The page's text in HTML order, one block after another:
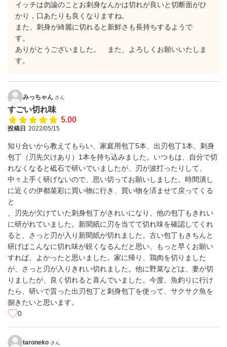
イッチは勿論のことお刺身なんかは切れが良いと切断面がひ
かり，口あたりも良くなりますね。
また、刺身が綺麗に切れると新鮮さも長持ちするようで
す。
ありがとうございました。 また、よろしくお願いいたしま
す。
みっちゃん さん
すごい切れ味
5.00
投稿日 2022/05/15
知り合いから教えてもらい、家庭用包丁5本、出刃包丁1本、刺身
包丁（刃先欠けあり）1本を持ち込みました。いつもは、自分で切
れなくなると砥石で研いでいましたが、刃が波打ったりして、
中々上手く研げないので、思い切ってお願いしました。時間潰し
に近くの伊都菜彩に買い物に行き、買い物を済ませて戻ってくる
と
、刃先が欠けていた刺身包丁がきれいになり、他の包丁もきれい
に研がれていました。新聞紙に刃を当てて切れ味を確認してくれ
ると、さっと刃が入り新聞紙が切れました。古い包丁もきちんと
研げばこんなに切れ味が鋭くなるんだと思い、もっと早くお願い
すれば、よかったと思いました。家に帰り、鶏肉を切りました
が、さっと刃が入りきれい切れました。他に野菜などは、妻が切
りましたが、良く切れると喜んでいました。今度、魚釣りに行け
たら、研いで貰った出刃包丁と刺身包丁を使って、サクサク魚を
捌きたいと思います。
0
taroneko さん